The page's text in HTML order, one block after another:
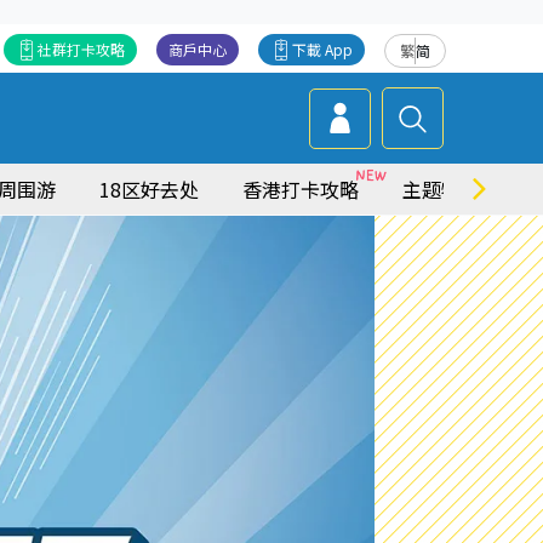
繁简
下載 App
商戶中心
社群打卡攻略
围游 18区好去处 香港打卡攻略 主题特集